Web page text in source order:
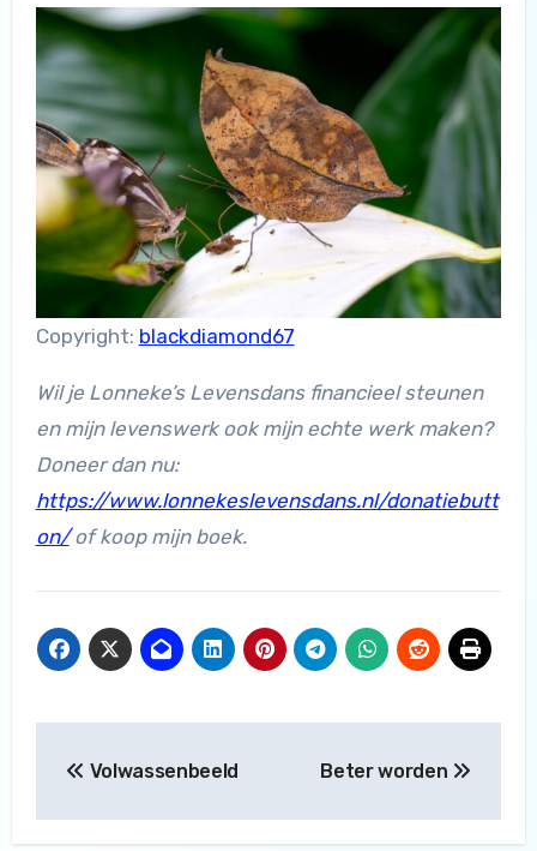
Copyright: blackdiamond67
Wil je Lonneke’s Levensdans financieel steunen
en mijn levenswerk ook mijn echte werk maken?
Doneer dan nu:
https://www.lonnekeslevensdans.nl/donatiebutt
on/of koop mijn boek.
Volwassenbeeld Beter worden